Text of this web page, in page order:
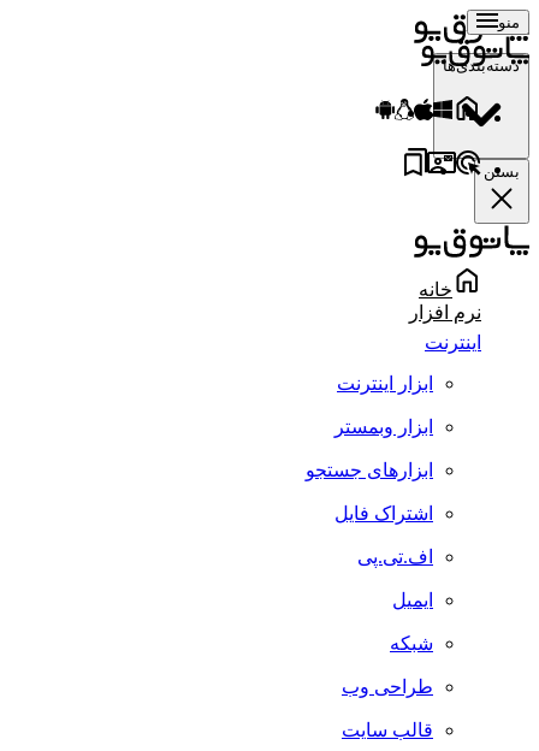
منو
دسته‌بندی‌ها
بستن
خانه
نرم افزار
اینترنت
ابزار اینترنت
ابزار وبمستر
ابزارهای جستجو
اشتراک فایل
اف.تی.پی
ایمیل
شبکه
طراحی وب
قالب سایت